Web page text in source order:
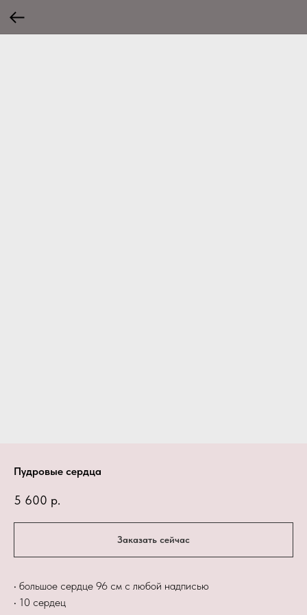
Пудровые сердца
5 600 р.
Заказать сейчас
• большое сердце 96 см с любой надписью
• 10 сердец